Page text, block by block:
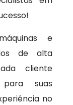
e
de alta
cliente
suas
no